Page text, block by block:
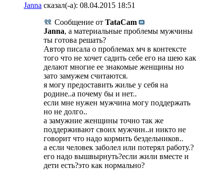
Janna сказал(-а): 08.04.2015 18:51
Сообщение от TataCam
Janna, а материальные проблемы мужчины
ты готова решать?
Автор писала о проблемах мч в контексте
того что не хочет садить себе его на шею как
делают многие ее знакомые женщины но
зато замужем считаются.
я могу предоставить жилье у себя на
родине..а почему бы и нет..
если мне нужен мужчина могу поддержать
но не долго..
а замужние женщины точно так же
поддерживают своих мужчин..и никто не
говорит что надо кормить бездельников..
а если человек заболел или потерял работу.?
его надо вышвырнуть?если жили вместе и
дети есть?это как нормально?